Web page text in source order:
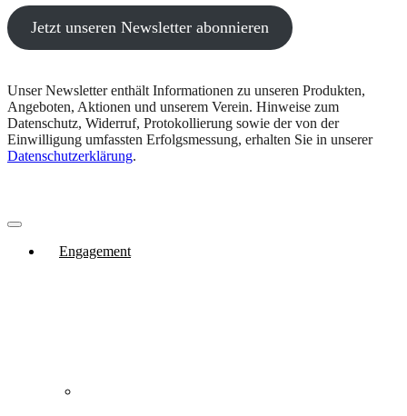
Jetzt unseren Newsletter abonnieren
Unser Newsletter enthält Informationen zu unseren Produkten,
Angeboten, Aktionen und unserem Verein. Hinweise zum
Datenschutz, Widerruf, Protokollierung sowie der von der
Einwilligung umfassten Erfolgsmessung, erhalten Sie in unserer
Datenschutzerklärung.
Engagement